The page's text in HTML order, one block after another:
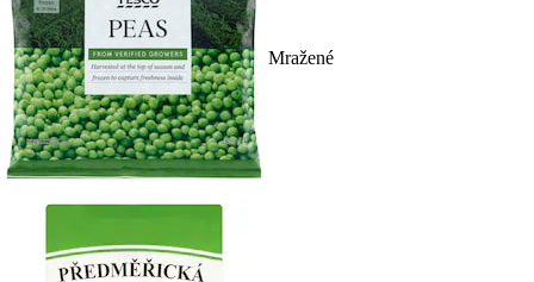
Mražené